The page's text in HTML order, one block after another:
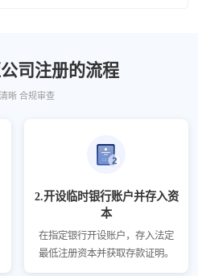
司注册的流程
晰 合规审查
2.开设临时银行账户并存入资
本
在指定银行开设账户，存入法定
最低注册资本并获取存款证明。